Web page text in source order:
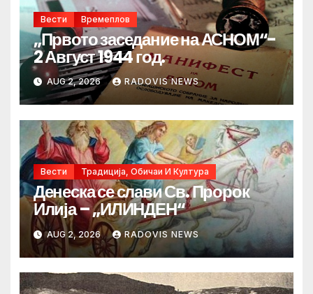
Вести Времеплов
„Првото заседание на АСНОМ“-
2 Август 1944 год.
AUG 2, 2026 RADOVIS NEWS
Вести Традиција, Обичаи И Култура
Денеска се слави Св. Пророк
Илија – „ИЛИНДЕН“
AUG 2, 2026 RADOVIS NEWS